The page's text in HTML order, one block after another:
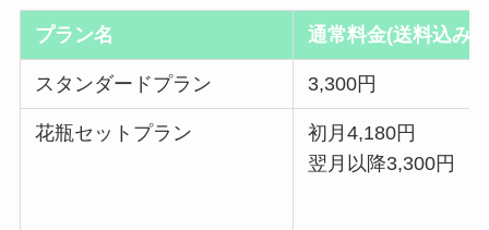
プラン名 通常料金(送料込み
スタンダードプラン 3,300円
花瓶セットプラン
初月4,180円
翌月以降3,300円